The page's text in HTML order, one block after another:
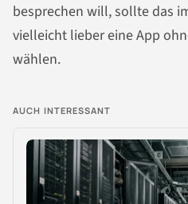
besprechen will, sollte das
vielleicht lieber eine App
wählen.
AUCH INTERESSANT